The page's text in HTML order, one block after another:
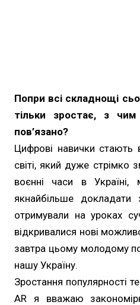
Попри всі складнощі
тільки зростає, з
пов’язано?
Цифрові навички
світі, який дуже стрімко
воєнні часи в
якнайбільше
отримували на уроках
відкривалися нові
завтра цьому молодому
нашу Україну.
Зростання популярності
AR я вважаю